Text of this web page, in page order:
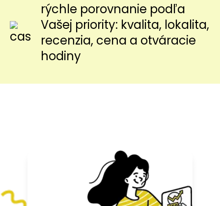
rýchle porovnanie podľa
Vašej priority: kvalita, lokalita,
recenzia, cena a otváracie
hodiny